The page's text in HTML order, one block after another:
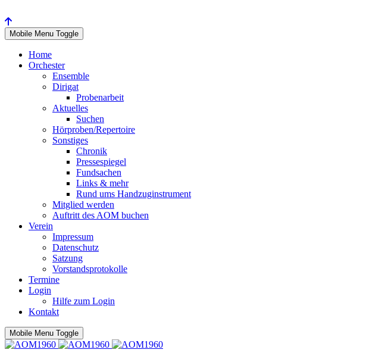
Mobile Menu Toggle
Home
Orchester
Ensemble
Dirigat
Probenarbeit
Aktuelles
Suchen
Hörproben/Repertoire
Sonstiges
Chronik
Pressespiegel
Fundsachen
Links & mehr
Rund ums Handzuginstrument
Mitglied werden
Auftritt des AOM buchen
Verein
Impressum
Datenschutz
Satzung
Vorstandsprotokolle
Termine
Login
Hilfe zum Login
Kontakt
Mobile Menu Toggle